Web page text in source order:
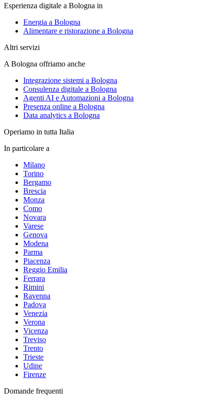
Esperienza digitale a Bologna in
Energia a Bologna
Alimentare e ristorazione a Bologna
Altri servizi
A Bologna offriamo anche
Integrazione sistemi a Bologna
Consulenza digitale a Bologna
Agenti AI e Automazioni a Bologna
Presenza online a Bologna
Data analytics a Bologna
Operiamo in tutta Italia
In particolare a
Milano
Torino
Bergamo
Brescia
Monza
Como
Novara
Varese
Genova
Modena
Parma
Piacenza
Reggio Emilia
Ferrara
Rimini
Ravenna
Padova
Venezia
Verona
Vicenza
Treviso
Trento
Trieste
Udine
Firenze
Domande frequenti